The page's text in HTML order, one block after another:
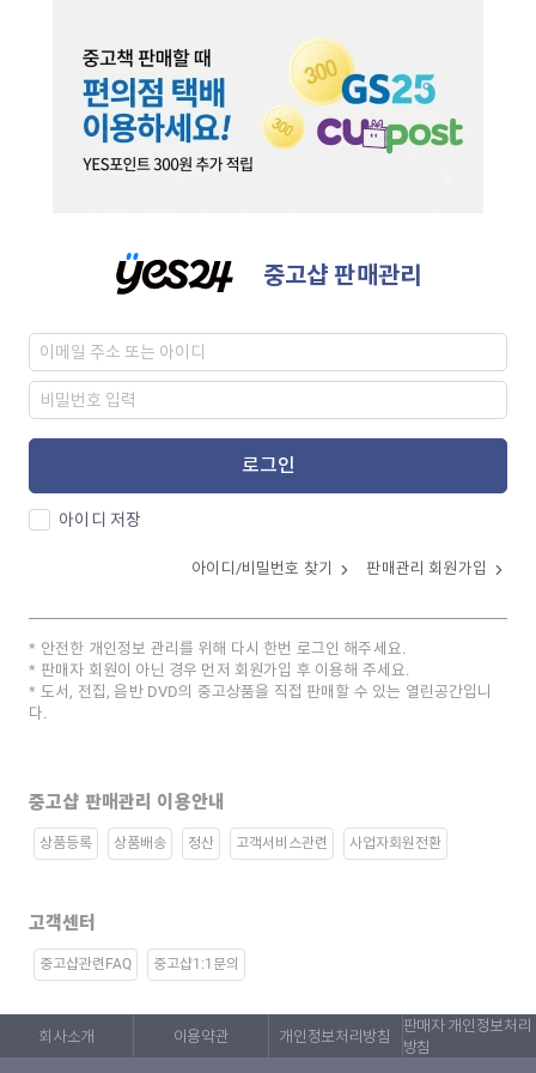
중고샵 판매관리
로그인
아이디 저장
아이디/비밀번호 찾기 판매관리 회원가입
안전한 개인정보 관리를 위해 다시 한번 로그인 해주세요.
판매자 회원이 아닌 경우 먼저 회원가입 후 이용해 주세요.
도서, 전집, 음반 DVD의 중고상품을 직접 판매할 수 있는 열린공간입니
다.
중고샵 판매관리 이용안내
상품등록 상품배송 정산 고객서비스관련 사업자회원전환
고객센터
중고샵관련FAQ 중고샵1:1문의
회사소개 이용약관 개인정보처리방침
판매자 개인정보처리
방침